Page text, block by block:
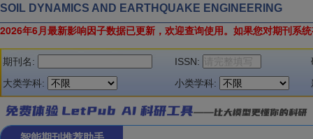
SOIL DYNAMICS AND EARTHQUAKE ENGINEERING
2026年6月最新影响因子数据已更新，欢迎查询使用。 如果您对期刊系
期刊名: ISSN:
大类学科:
小类学科: